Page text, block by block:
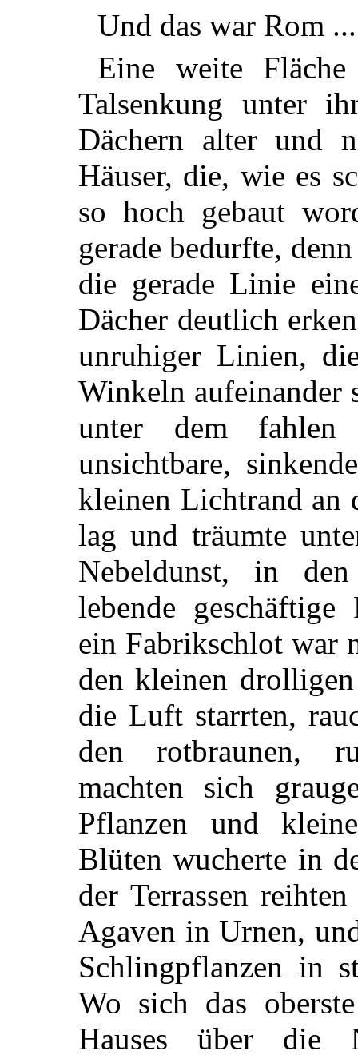
Und das war Rom ...
Eine weite
Talsenkung unter
Dächern alter und
Häuser, die, wie es
so hoch gebaut
gerade bedurfte,
die gerade Linie
Dächer deutlich
unruhiger Linien,
Winkeln aufeinander
unter dem
unsichtbare,
kleinen Lichtrand an
lag und träumte
Nebeldunst, in
lebende geschäftige
ein Fabrikschlot war
den kleinen
die Luft starrten,
den rotbraunen,
machten sich
Pflanzen und
Blüten wucherte in
der Terrassen
Agaven in Urnen,
Schlingpflanzen in
Wo sich das
Hauses über die